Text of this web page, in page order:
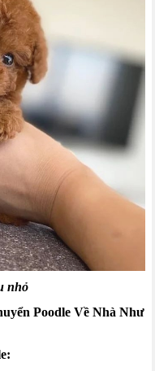
nhỏ
Poodle Về Nhà Như